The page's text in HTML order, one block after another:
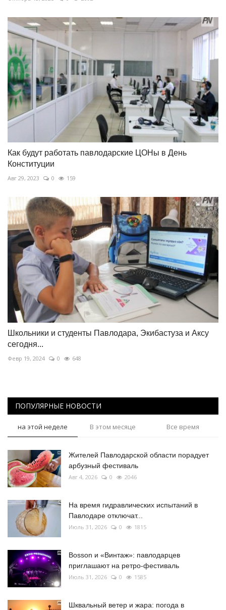
Как будут работать павлодарские ЦОНы в День
Конституции
Авг 29, 2023 0 159
Школьники и студенты Павлодара, Экибастуза и Аксу
сегодня...
Февр 19, 2024 0 648
ПОПУЛЯРНЫЕ НОВОСТИ
на этой неделе В этом месяце Все время
Жителей Павлодарской области порадует
арбузный фестиваль
Авг 4, 2026 0 2046
На время гидравлических испытаний в
Павлодаре отключат...
Июль 31, 2026 0 1815
Bosson и «Винтаж»: павлодарцев
приглашают на ретро-фестиваль
Июль 31, 2026 0 1585
Шквальный ветер и жара: погода в